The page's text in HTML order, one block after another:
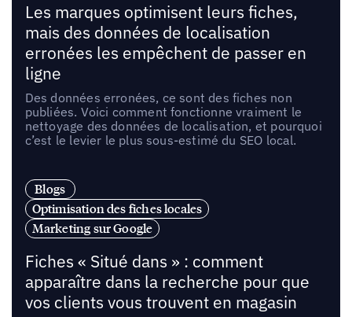
Les marques optimisent leurs fiches,
mais des données de localisation
erronées les empêchent de passer en
ligne
Des données erronées, ce sont des fiches non
publiées. Voici comment fonctionne vraiment le
nettoyage des données de localisation, et pourquoi
c’est le levier le plus sous-estimé du SEO local.
Blogs
Optimisation des fiches locales
Marketing sur Google
Fiches « Situé dans » : comment
apparaître dans la recherche pour que
vos clients vous trouvent en magasin